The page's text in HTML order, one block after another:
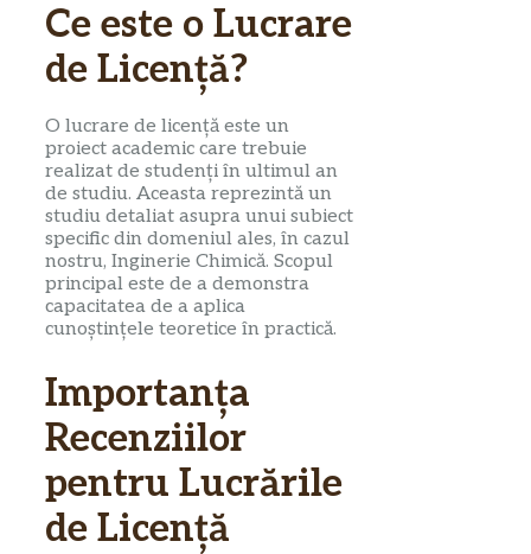
Ce este o Lucrare
de Licență?
O lucrare de licență este un
proiect academic care trebuie
realizat de studenți în ultimul an
de studiu. Aceasta reprezintă un
studiu detaliat asupra unui subiect
specific din domeniul ales, în cazul
nostru, Inginerie Chimică. Scopul
principal este de a demonstra
capacitatea de a aplica
cunoștințele teoretice în practică.
Importanța
Recenziilor
pentru Lucrările
de Licență